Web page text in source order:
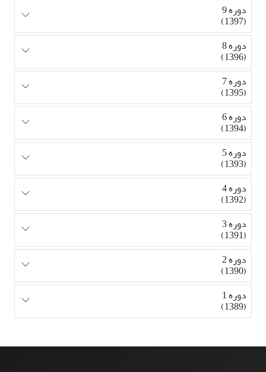
دوره 9
(1397)
دوره 8
(1396)
دوره 7
(1395)
دوره 6
(1394)
دوره 5
(1393)
دوره 4
(1392)
دوره 3
(1391)
دوره 2
(1390)
دوره 1
(1389)